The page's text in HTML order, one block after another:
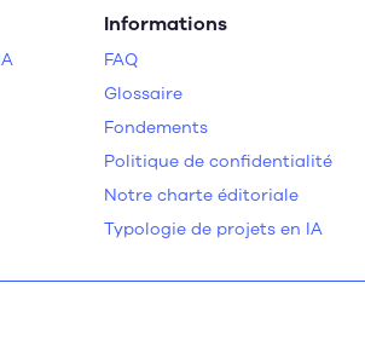
Informations
FAQ
Glossaire
Fondements
Politique de confidentialité
Notre charte éditoriale
Typologie de projets en IA